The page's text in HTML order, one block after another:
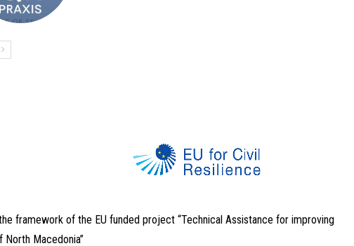
framework of the EU funded project “Technical Assistance for improving
Macedonia”